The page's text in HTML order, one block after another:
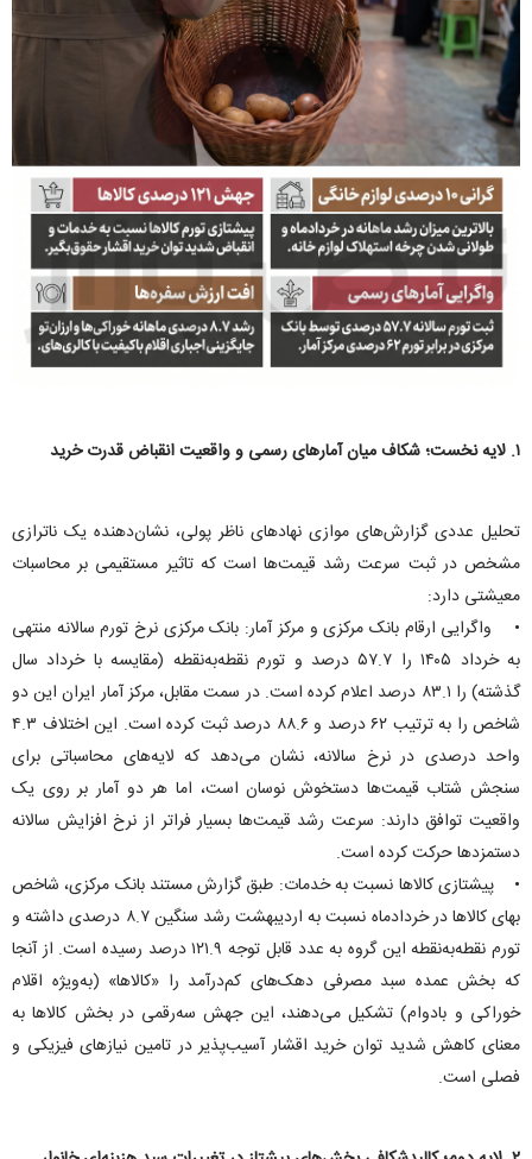
۱. لایه نخست؛ شکاف میان آمار‌های رسمی و واقعیت انقباض قدرت خرید
تحلیل عددی گزارش‌های موازی نهاد‌های ناظر پولی، نشان‌دهنده یک ناترازی
مشخص در ثبت سرعت رشد قیمت‌ها است که تاثیر مستقیمی بر محاسبات
معیشتی دارد:
• واگرایی ارقام بانک مرکزی و مرکز آمار: بانک مرکزی نرخ تورم سالانه منتهی
به خرداد ۱۴۰۵ را ۵۷.۷ درصد و تورم نقطه‌به‌نقطه (مقایسه با خرداد سال
گذشته) را ۸۳.۱ درصد اعلام کرده است. در سمت مقابل، مرکز آمار ایران این دو
شاخص را به ترتیب ۶۲ درصد و ۸۸.۶ درصد ثبت کرده است. این اختلاف ۴.۳
واحد درصدی در نرخ سالانه، نشان می‌دهد که لایه‌های محاسباتی برای
سنجش شتاب قیمت‌ها دستخوش نوسان است، اما هر دو آمار بر روی یک
واقعیت توافق دارند: سرعت رشد قیمت‌ها بسیار فراتر از نرخ افزایش سالانه
دستمزد‌ها حرکت کرده است.
• پیشتازی کالا‌ها نسبت به خدمات: طبق گزارش مستند بانک مرکزی، شاخص
بهای کالا‌ها در خردادماه نسبت به اردیبهشت رشد سنگین ۸.۷ درصدی داشته و
تورم نقطه‌به‌نقطه این گروه به عدد قابل توجه ۱۲۱.۹ درصد رسیده است. از آنجا
که بخش عمده سبد مصرفی دهک‌های کم‌درآمد را «کالاها» (به‌ویژه اقلام
خوراکی و بادوام) تشکیل می‌دهند، این جهش سه‌رقمی در بخش کالا‌ها به
معنای کاهش شدید توان خرید اقشار آسیب‌پذیر در تامین نیاز‌های فیزیکی و
فصلی است.